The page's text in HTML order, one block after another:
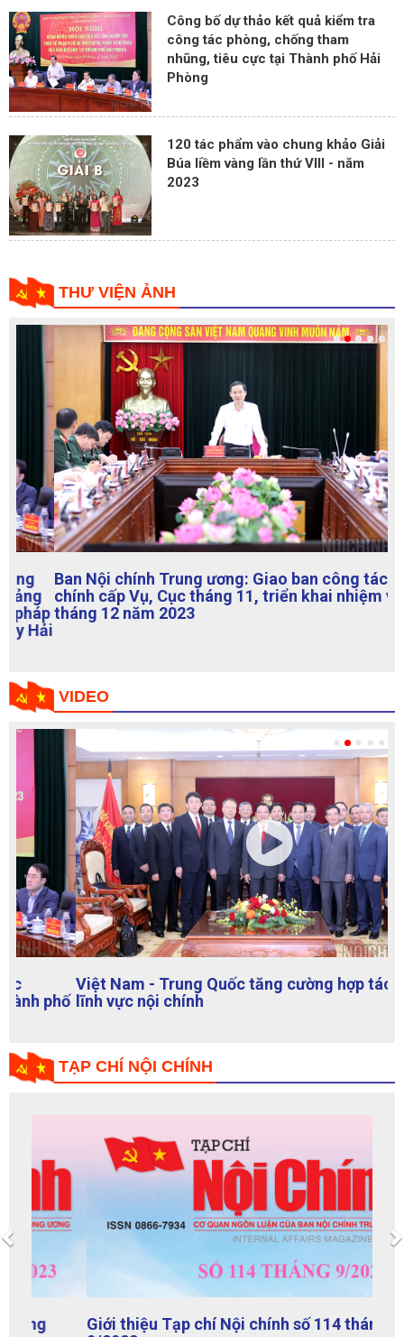
Công bố dự thảo kết quả kiểm tra
công tác phòng, chống tham
nhũng, tiêu cực tại Thành phố Hải
Phòng
120 tác phẩm vào chung khảo Giải
Búa liềm vàng lần thứ VIII - năm
2023
THƯ VIỆN ẢNH
Ban Nội chính Trung ương: Giao ban công tác nội
chính cấp Vụ, Cục tháng 11, triển khai nhiệm vụ
tháng 12 năm 2023
Việt Nam - Trung Quốc tăng cường hợp tác trong
TẠP CHÍ NỘI CHÍNH
Giới thiệu Tạp chí Nội chính số 114 tháng
Previous